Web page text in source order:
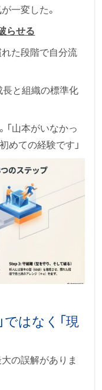
一変した。
らせる
れた段階で自分流
長と組織の標準化
「山本がいなかっ
めての経験です」
ではなく「現
の誤解がありま